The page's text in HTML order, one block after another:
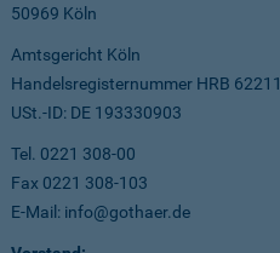
50969 Köln
Amtsgericht Köln
Handelsregisternummer HRB 62211
USt.-ID: DE 193330903
Tel. 0221 308-00
Fax 0221 308-103
E-Mail: info@gothaer.de